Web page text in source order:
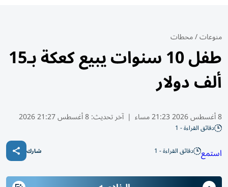
منوعات/محطات
طفل 10 سنوات يبيع كعكة بـ15
ألف دولار
8 أغسطس 2026 21:23 مساء | آخر تحديث:8 أغسطس 21:27 2026
دقائق القراءة - 1
استمع دقائق القراءة - 1 شارك